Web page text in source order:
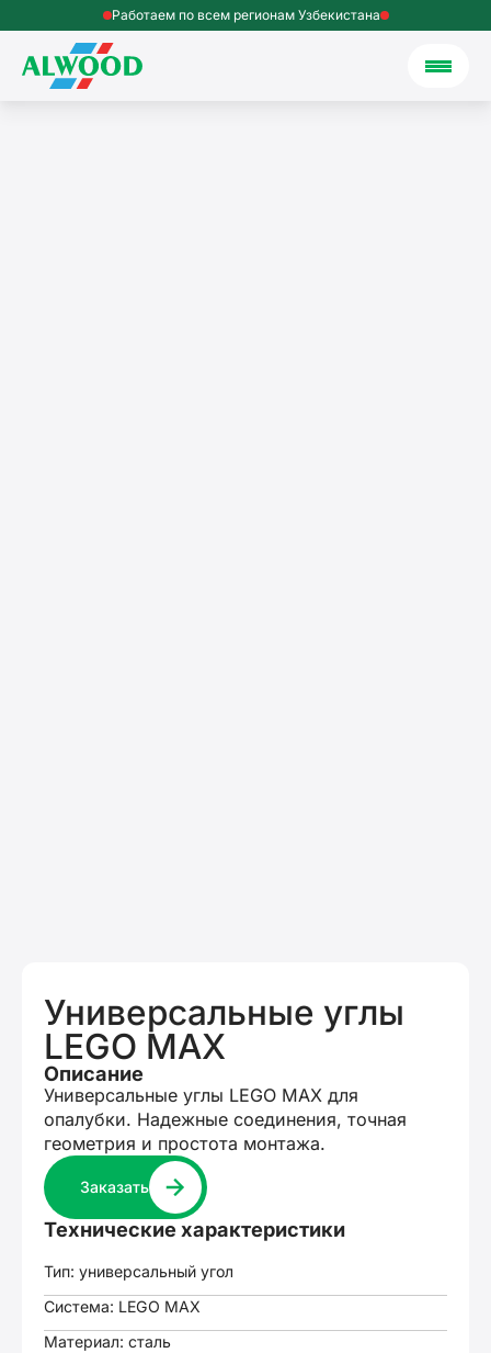
Работаем по всем регионам Узбекистана
Универсальные углы
LEGO MAX
Описание
Универсальные углы LEGO MAX для
опалубки. Надежные соединения, точная
геометрия и простота монтажа.
Заказать
Технические характеристики
Тип: универсальный угол
Система: LEGO MAX
Материал: сталь